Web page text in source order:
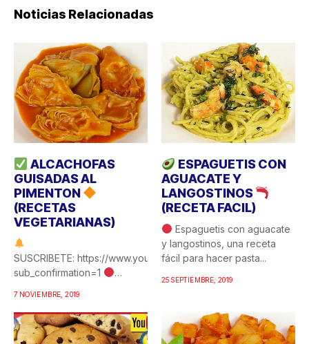
Noticias Relacionadas
ALCACHOFAS
GUISADAS AL
PIMENTON
(RECETAS
VEGETARIANAS)
SUSCRIBETE: https://www.youtube.com/c/COCINAFACILYRICA?
sub_confirmation=1
pimentón, una de esas
recetas de...
7 NOVIEMBRE, 2019
ESPAGUETIS CON
AGUACATE Y
LANGOSTINOS
(RECETA FACIL)
Espaguetis con aguacate
y langostinos, una receta
fácil para hacer pasta...
25 SEPTIEMBRE, 2019